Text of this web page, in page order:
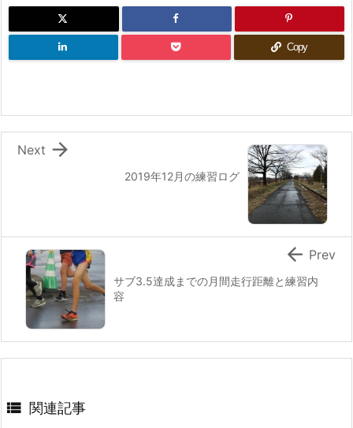
Copy
2019年12月の練習ログ

Next
サブ3.5達成までの月間走行距離と練習内
容
 Prev
 関連記事